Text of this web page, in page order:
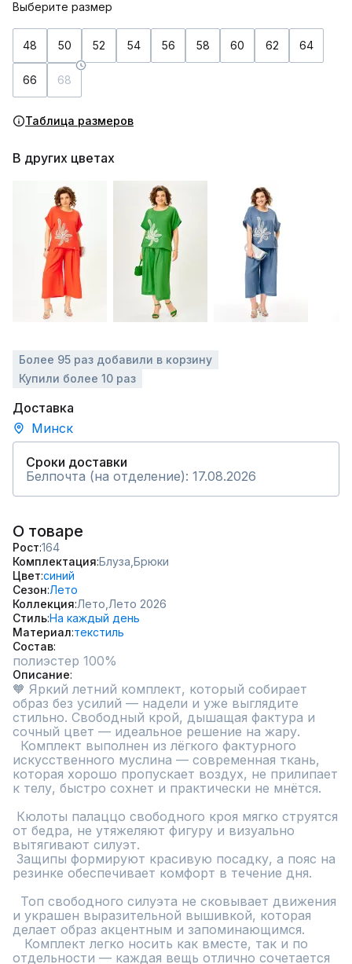
Выберите размер
48 50 52 54 56 58 60 62 64
66 68
Таблица размеров
В других цветах
Более 95 раз добавили в корзину
Купили более 10 раз
Доставка
Минск
Сроки доставки
Белпочта (на отделение): 17.08.2026
О товаре
Рост 164
Комплектация Блуза, Брюки
Цвет синий
Сезон Лето
Коллекция Лето, Лето 2026
СтильНа каждый день
Материал текстиль
Состав
полиэстер 100%
Описание
🧡 Яркий летний комплект, который собирает
образ без усилий — надели и уже выглядите
стильно. Свободный крой, дышащая фактура и
сочный цвет — идеальное решение на жару.
искусственного муслина — современная ткань,
которая хорошо пропускает воздух, не прилипает
к телу, быстро сохнет и практически не мнётся.
от бедра, не утяжеляют фигуру и визуально
вытягивают силуэт.
резинке обеспечивает комфорт в течение дня.
и украшен выразительной вышивкой, которая
делает образ акцентным и запоминающимся.
отдельности — каждая вещь отлично сочетается